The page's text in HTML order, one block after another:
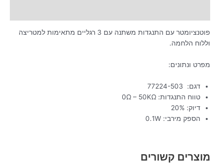
פוטנציומטר עם התנגדות משתנה עם 3 רגליים מתאימות למטריצה
וללוח הלחמה.
מפרט ונתונים:
דגם: 77224-503
טווח התנגדות: 0Ω – 50KΩ
דיוק: 20%
הספק מירבי: 0.1W
מוצרים קשורים